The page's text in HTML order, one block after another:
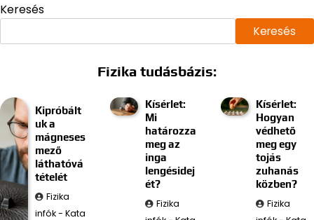
Keresés
Keresés
Fizika tudásbázis:
Kipróbált
uk a
mágneses
mező
láthatóvá
tételét
Fizika
infók - Kata
Kísérlet:
Mi
határozza
meg az
inga
lengésidej
ét?
Fizika
Kísérlet:
Hogyan
védhető
meg egy
tojás
zuhanás
közben?
Fizika